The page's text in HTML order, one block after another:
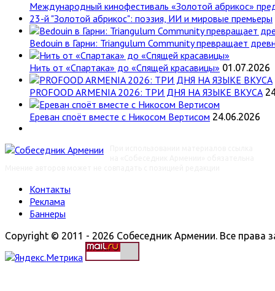
Международный кинофестиваль «Золотой абрикос»
23-й "Золотой абрикос": поэзия, ИИ и мировые премьеры
Bedouin в Гарни: Triangulum Community превращает
Нить от «Спартака» до «Спящей красавицы» 01.07.2026
PROFOOD ARMENIA 2026: ТРИ ДНЯ НА ЯЗЫКЕ ВКУСА
Ереван споёт вместе с Никосом Вертисом 24.06.2026
Контакты
Реклама
Баннеры
Copyright © 2011 - 2026 Собеседник Армении. Все права